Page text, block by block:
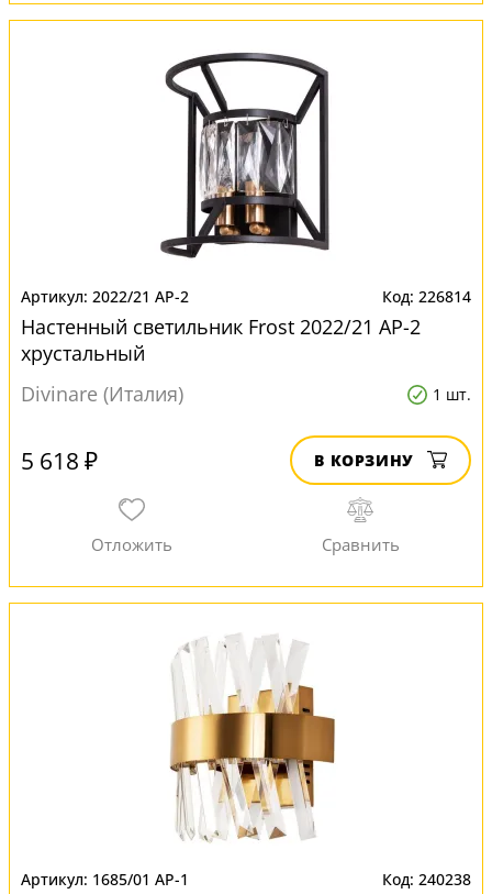
2022/21 AP-2 226814
Настенный светильник Frost 2022/21 AP-2
хрустальный
Divinare (Италия)
1 шт.
5 618 ₽ В КОРЗИНУ
1685/01 AP-1 240238